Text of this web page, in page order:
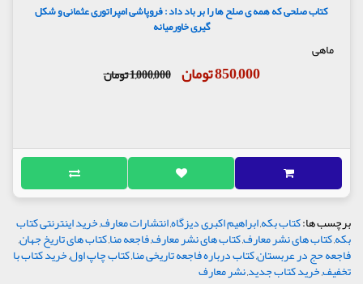
کتاب صلحی که همه ی صلح ها را بر باد داد : فروپاشی امپراتوری عثمانی و شکل
گیری خاورمیانه
ماهی
850,000 تومان 1,000,000 تومان
برچسب ها:کتاب بکه,ابراهیم اکبری دیزگاه,انتشارات معارف,خرید اینترنتی کتاب
بکه,کتاب های نشر معارف,کتاب های نشر معارف,فاجعه منا,کتاب های تاریخ جهان,
فاجعه حج در عربستان,کتاب درباره فاجعه تاریخی منا,کتاب چاپ اول,خرید کتاب با
تخفیف,خرید کتاب جدید,نشر معارف